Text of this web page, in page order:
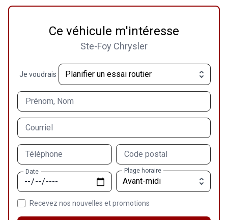
Ce véhicule m'intéresse
Ste-Foy Chrysler
Je voudrais
Prénom, Nom
Courriel
Téléphone Code postal
Date Plage horaire
Recevez nos nouvelles et promotions